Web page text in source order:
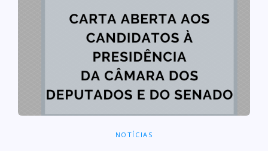
NOTÍCIAS